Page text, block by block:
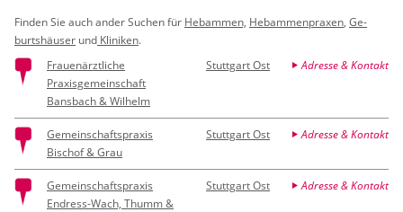
Fin­den Sie auch ander Su­chen für Heb­am­men, Heb­am­men­pra­xen, Ge­
burts­häu­ser und Kli­ni­ken.
Frauenärztliche
Praxisgemeinschaft
Bansbach & Wilhelm
Stuttgart Ost Adresse & Kontakt
Gemeinschaftspraxis
Bischof & Grau
Stuttgart Ost Adresse & Kontakt
Gemeinschaftspraxis
Endress-Wach, Thumm &
Stuttgart Ost Adresse & Kontakt